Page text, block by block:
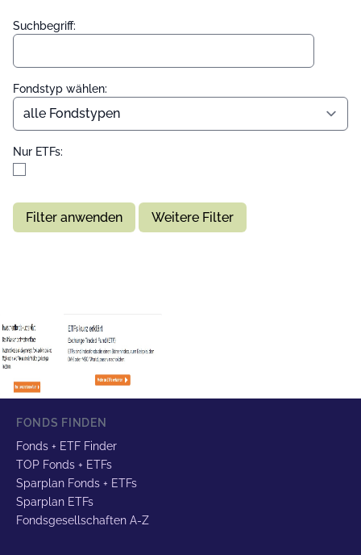
Suchbegriff:
Fondstyp wählen:
Nur ETFs:
Filter anwenden Weitere Filter
FONDS FINDEN
Fonds + ETF Finder
TOP Fonds + ETFs
Sparplan Fonds + ETFs
Sparplan ETFs
Fondsgesellschaften A-Z